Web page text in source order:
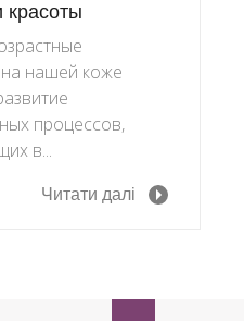
красоты
нашей коже
процессов,
в...
Читати далі